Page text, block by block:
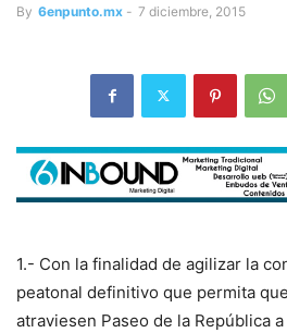
By 6enpunto.mx - 7 diciembre, 2015
1.- Con la finalidad de agilizar la
peatonal definitivo que permita
atraviesen Paseo de la República